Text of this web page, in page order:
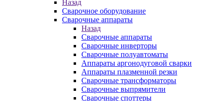
Назад
Сварочное оборудование
Сварочные аппараты
Назад
Сварочные аппараты
Сварочные инверторы
Сварочные полуавтоматы
Аппараты аргонодуговой сварки
Аппараты плазменной резки
Сварочные трансформаторы
Сварочные выпрямители
Сварочные споттеры